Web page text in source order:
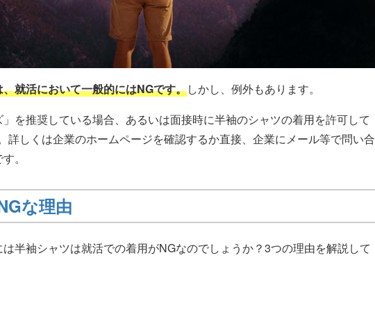
就活において一般的にはNGです。しかし、例外もあります。
を推奨している場合、あるいは面接時に半袖のシャツの着用を許可して
詳しくは企業のホームページを確認するか直接、企業にメール等で問い合
。
な理由
半袖シャツは就活での着用がNGなのでしょうか？3つの理由を解説して